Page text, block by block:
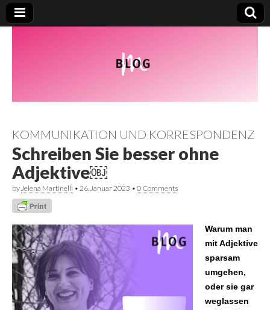
KOMMUNIKATION UND KORRESPONDENZ
Schreiben Sie besser ohne
Adjektive￼
byJelena Martinelli • 26. Januar 2023 • 0 Comments
Warum man
mit Adjektive
sparsam
umgehen,
oder sie gar
weglassen